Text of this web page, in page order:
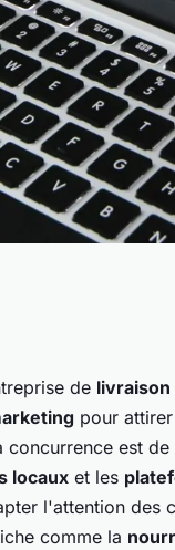
?
de livraison
pour
concurrence est
locaux et les
l'attention des
comme la